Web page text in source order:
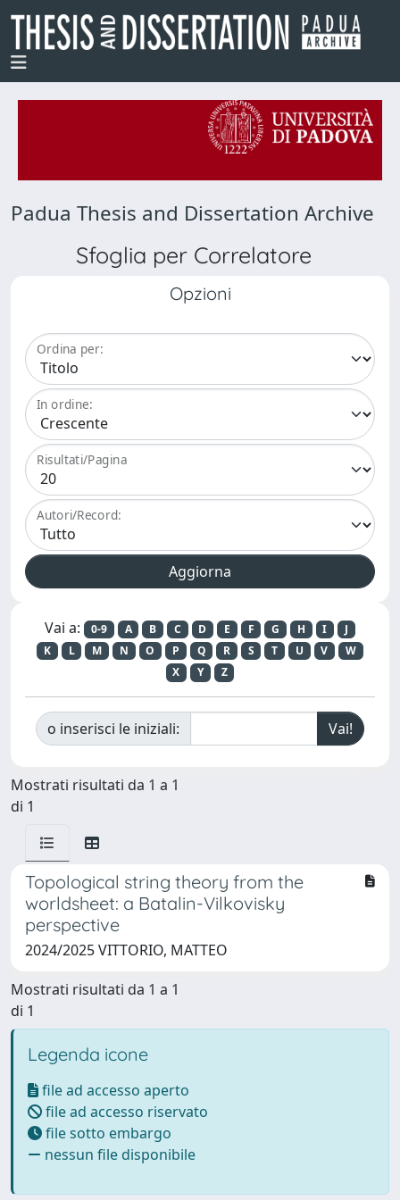
Padua Thesis and Dissertation Archive
Sfoglia per Correlatore
Opzioni
Ordina per:
In ordine:
Risultati/Pagina
Autori/Record:
Vai a: 0-9 A B C D E F G H I
J
K
L M N O P Q R S T U V
W
X
Y Z
o inserisci le iniziali:
Mostrati risultati da 1 a 1
di 1
Topological string theory from the
worldsheet: a Batalin-Vilkovisky
perspective
2024/2025 VITTORIO, MATTEO
Mostrati risultati da 1 a 1
di 1
Legenda icone
file ad accesso aperto
file ad accesso riservato
file sotto embargo
nessun file disponibile